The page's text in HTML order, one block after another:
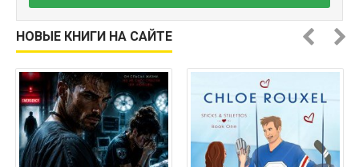
НОВЫЕ КНИГИ НА САЙТЕ